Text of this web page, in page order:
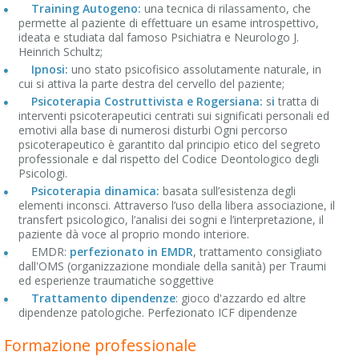
Training Autogeno: una tecnica di rilassamento, che
permette al paziente di effettuare un esame introspettivo,
ideata e studiata dal famoso Psichiatra e Neurologo J.
Heinrich Schultz;
Ipnosi: uno stato psicofisico assolutamente naturale, in
cui si attiva la parte destra del cervello del paziente;
Psicoterapia Costruttivista e Rogersiana: sitratta di
interventi psicoterapeutici centrati sui significati personali ed
emotivi alla base di numerosi disturbi Ogni percorso
psicoterapeutico è garantito dal principio etico del segreto
professionale e dal rispetto del Codice Deontologico degli
Psicologi.
Psicoterapia dinamica: basata sull’esistenza degli
elementi inconsci. Attraverso l’uso della libera associazione, il
transfert psicologico, l’analisi dei sogni e l’interpretazione, il
paziente dà voce al proprio mondo interiore.
EMDR: perfezionato in EMDR, trattamento consigliato
dall'OMS (organizzazione mondiale della sanità) per Traumi
ed esperienze traumatiche soggettive
Trattamento dipendenze: gioco d'azzardo ed altre
dipendenze patologiche. Perfezionato ICF dipendenze
Formazione professionale